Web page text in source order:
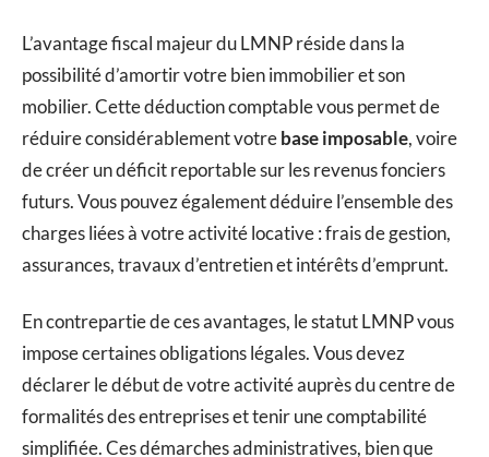
L’avantage fiscal majeur du LMNP réside dans la
possibilité d’amortir votre bien immobilier et son
mobilier. Cette déduction comptable vous permet de
réduire considérablement votrebase imposable, voire
de créer un déficit reportable sur les revenus fonciers
futurs. Vous pouvez également déduire l’ensemble des
charges liées à votre activité locative : frais de gestion,
assurances, travaux d’entretien et intérêts d’emprunt.
En contrepartie de ces avantages, le statut LMNP vous
impose certaines obligations légales. Vous devez
déclarer le début de votre activité auprès du centre de
formalités des entreprises et tenir une comptabilité
simplifiée. Ces démarches administratives, bien que